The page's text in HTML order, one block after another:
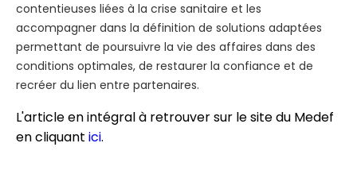
contentieuses liées à la crise sanitaire et les
accompagner dans la définition de solutions adaptées
permettant de poursuivre la vie des affaires dans des
conditions optimales, de restaurer la confiance et de
recréer du lien entre partenaires.
L'article en intégral à retrouver sur le site du Medef
en cliquant ici.